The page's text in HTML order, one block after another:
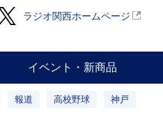
ラジオ関西ホームページ
イベント・新商品
報道 高校野球 神戸